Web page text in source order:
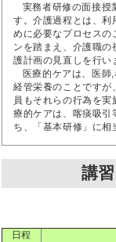
実務者研修の面接授
す。介護過程とは、利
めに必要なプロセスの
ンを踏まえ、介護職
護計画の見直しを行い
医療的ケアは、医師
経管栄養のことですが
員もそれらの行為を
療的ケアは、喀痰吸引
ち、「基本研修」に相
講
日程